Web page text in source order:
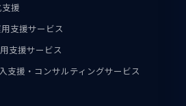
援
支援サービス
支援サービス
支援・コンサルティングサービス